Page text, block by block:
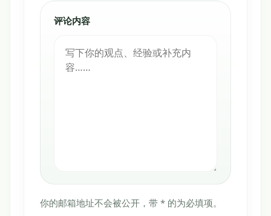
你的邮箱地址不会被公开，带 * 的为必填项。
评论内容